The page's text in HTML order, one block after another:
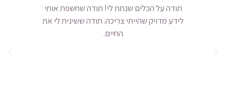
תודה על הכלים שנתת לי! תודה שחשפת אותי
לידע מדויק שהייתי צריכה. תודה ששינית לי את
החיים.